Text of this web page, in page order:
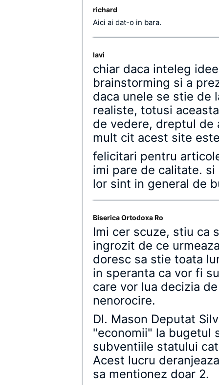
richard
Aici ai dat-o in bara.
lavi
chiar daca inteleg
brainstorming si a
daca unele se stie de
realiste, totusi
de vedere, dreptul de
mult cit acest site
felicitari pentru
imi pare de calitate.
lor sint in general de
Biserica Ortodoxa Ro
Imi cer scuze, stiu ca
ingrozit de ce
doresc sa stie toata
in speranta ca vor fi
care vor lua decizia
nenorocire.
Dl. Mason Deputat
"economii" la bugetul
subventiile statului
Acest lucru
sa mentionez doar 2.